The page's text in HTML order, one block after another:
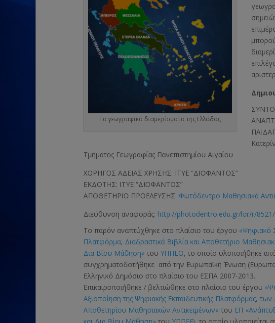
Τα γεωγραφικά διαμερίσματα της Ελλάδας
Τμήματος Γεωγραφίας Πανεπιστημίου Αιγαίου
ΧΟΡΗΓΟΣ ΑΔΕΙΑΣ ΧΡΗΣΗΣ: ΙΤΥΕ “ΔΙΟΦΑΝΤΟΣ”
ΕΚΔΟΤΗΣ: ΙΤΥΕ “ΔΙΟΦΑΝΤΟΣ”
ΑΠΟΘΕΤΗΡΙΟ ΠΡΟΕΛΕΥΣΗΣ: Φωτόδεντρο Μαθησιακά
Διεύθυνση αναφοράς: http://photodentro.edu.gr/lor/r/
Το παρόν αναπτύχθηκε στο πλαίσιο του έργου «Ψηφιακό
Πλατφόρμα, Διαδραστικά Βιβλία και Αποθετήριο
Δια Βίου Μάθηση» τουΥΠΠΕΘ, το οποίο υλοποιήθηκε
συγχρηματοδοτήθηκε από την Ευρωπαϊκή Ένωση
Ελληνικό Δημόσιο στο πλαίσιο του ΕΣΠΑ 2007-2013.
Επικαιροποιήθηκε / βελτιώθηκε στο πλαίσιο του έργου
Αξιοποίηση της Ψηφιακής Εκπαιδευτικής Πλατφόρμας,
Αποθετηρίου Μαθησιακών Αντικειμένων» του ΕΠ